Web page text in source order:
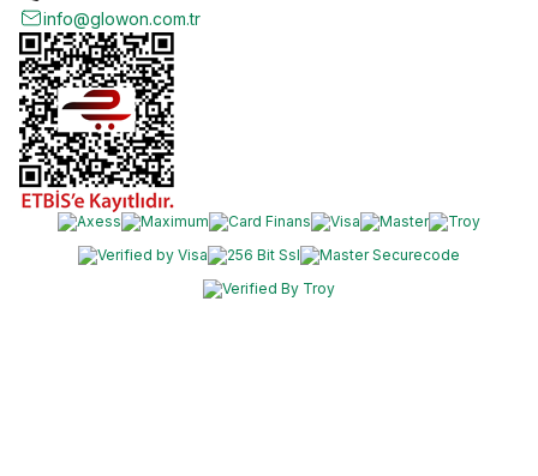
info@glowon.com.tr